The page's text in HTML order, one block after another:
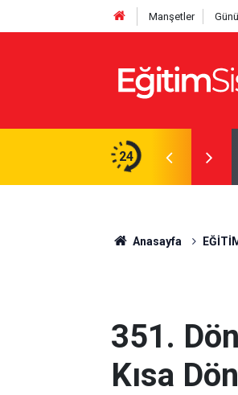
Manşetler
24
Sınavla Alan Liseler Yüzde 95,76
Anasayfa
351.
Kısa